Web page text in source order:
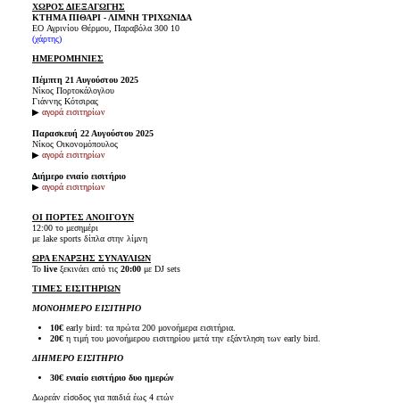
ΧΩΡΟΣ ΔΙΕΞΑΓΩΓΗΣ
ΚΤΗΜΑ ΠΙΘΑΡΙ - ΛΙΜΝΗ ΤΡΙΧΩΝΙΔΑ
EO Αγρινίου Θέρμου, Παραβόλα 300 10
(χάρτης)
ΗΜΕΡΟΜΗΝΙΕΣ
Πέμπτη 21 Αυγούστου 2025
Νίκος Πορτοκάλογλου
Γιάννης Κότσιρας
▶ αγορά εισιτηρίων
Παρασκευή 22 Αυγούστου 2025
Νίκος Οικονομόπουλος
▶ αγορά εισιτηρίων
Διήμερο ενιαίο εισιτήριο
▶ αγορά εισιτηρίων
ΟΙ ΠΟΡΤΕΣ ΑΝΟΙΓΟΥΝ
12:00 το μεσημέρι
με lake sports δίπλα στην λίμνη
ΩΡΑ ΕΝΑΡΞΗΣ ΣΥΝΑΥΛΙΩΝ
Το liveξεκινάει από τις 20:00με DJ sets
ΤΙΜΕΣ ΕΙΣΙΤΗΡΙΩΝ
ΜΟΝΟΗΜΕΡΟ ΕΙΣΙΤΗΡΙΟ
10€early bird: τα πρώτα 200 μονοήμερα εισιτήρια.
20€η τιμή του μονοήμερου εισιτηρίου μετά την εξάντληση των early bird.
ΔΙΗΜΕΡΟ ΕΙΣΙΤΗΡΙΟ
30€ ενιαίο εισιτήριο δυο ημερών
Δωρεάν είσοδος για παιδιά έως 4 ετών